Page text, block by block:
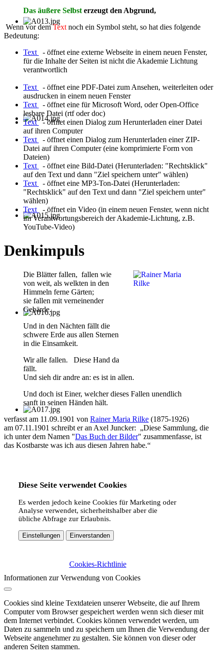
Das äußere Selbst erzeugt den Abgrund,
Wenn vor demText noch ein Symbol steht, so hat dies folgende
Bedeutung:
Text
- öffnet eine externe Webseite in einem neuen Fenster,
für die Inhalte der Seiten ist nicht die Akademie Lichtung
verantwortlich
Text
- öffnet eine PDF-Datei zum Ansehen, weiterleiten oder
ausdrucken in einem neuen Fenster
Text
- öffnet eine für Microsoft Word, oder Open-Office
lesbare Datei (rtf oder doc)
Text- öffnet einen Dialog zum Herunterladen einer Datei
auf ihren Computer
Text
- öffnet einen Dialog zum Herunterladen einer ZIP-
Datei auf ihren Computer (eine komprimierte Form von
Dateien)
Text
- öffnet eine Bild-Datei (Herunterladen: "Rechtsklick"
auf den Text und dann "Ziel speichern unter" wählen)
Text
- öffnet eine MP3-Ton-Datei (Herunterladen:
"Rechtsklick" auf den Text und dann "Ziel speichern unter"
wählen)
Text
- öffnet ein Video (in einem neuen Fenster, wenn nicht
im Verantwortungsbereich der Akademie-Lichtung, z.B.
YouTube-Video)
Denkimpuls
Die Blätter fallen, fallen wie
von weit, als welkten in den
Himmeln ferne Gärten;
sie fallen mit verneinender
Gebärde.
Und in den Nächten fällt die
schwere Erde aus allen Sternen
in die Einsamkeit.
Wir alle fallen. Diese Hand da
fällt.
Und sieh dir andre an: es ist in allen.
Und doch ist Einer, welcher dieses Fallen unendlich
sanft in seinen Händen hält.
verfasst am 11.09.1901 von Rainer Maria Rilke (1875-1926)
am 07.11.1901 schreibt er an Axel Juncker: „Diese Sammlung, die
ich unter dem Namen "Das Buch der Bilder" zusammenfasse, ist
das Kostbarste was ich aus diesen Jahren habe.“
Diese Seite verwendet Cookies
Es werden jedoch keine Cookies für Marketing oder
Analyse verwendet, sicherheitshalber aber die
übliche Abfrage zur Erlaubnis.
Einstellungen Einverstanden
Cookies-Richtlinie
Informationen zur Verwendung von Cookies
Cookies sind kleine Textdateien unserer Webseite, die auf Ihrem
Computer vom Browser gespeichert werden wenn sich dieser mit
dem Internet verbindet. Cookies können verwendet werden, um
Daten zu sammeln und zu speichern um Ihnen die Verwendung der
Webseite angenehmer zu gestalten. Sie können von dieser oder
anderen Seiten stammen.